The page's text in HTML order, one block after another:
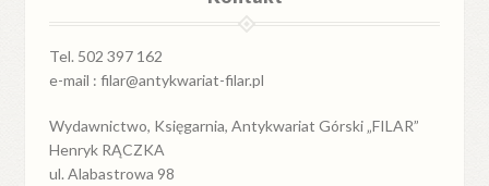
Tel. 502 397 162
e-mail : filar@antykwariat-filar.pl
Wydawnictwo, Księgarnia, Antykwariat Górski „FILAR”
Henryk RĄCZKA
ul. Alabastrowa 98